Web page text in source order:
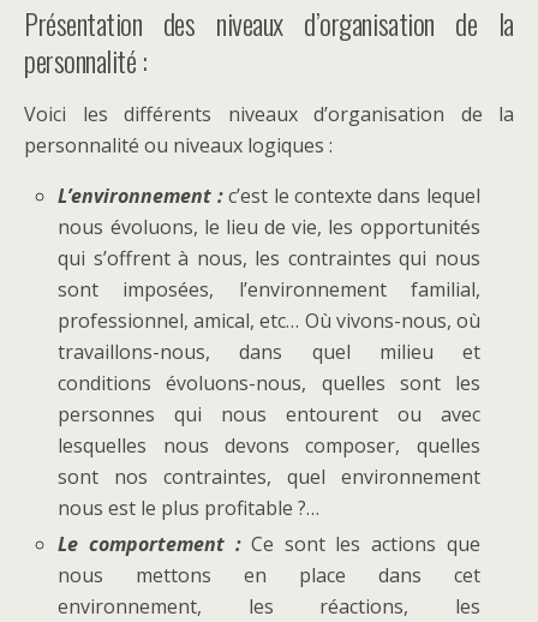
Présentation des niveaux d’organisation de la
personnalité :
Voici les différents niveaux d’organisation de la
personnalité ou niveaux logiques :
L’environnement :c’est le contexte dans lequel
nous évoluons, le lieu de vie, les opportunités
qui s’offrent à nous, les contraintes qui nous
sont imposées, l’environnement familial,
professionnel, amical, etc… Où vivons-nous, où
travaillons-nous, dans quel milieu et
conditions évoluons-nous, quelles sont les
personnes qui nous entourent ou avec
lesquelles nous devons composer, quelles
sont nos contraintes, quel environnement
nous est le plus profitable ?…
Le comportement :Ce sont les actions que
nous mettons en place dans cet
environnement, les réactions, les